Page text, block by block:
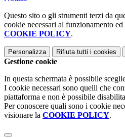
Questo sito o gli strumenti terzi da
cookie necessari al funzionamento
COOKIE POLICY.
Personalizza Rifiuta tutti i cookies
Gestione cookie
In questa schermata è possibile
I cookie necessari sono quelli che
piattaforma e non è possibile
Per conoscere quali sono i cookie
visionare la COOKIE POLICY.